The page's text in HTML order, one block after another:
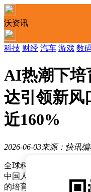
沃资讯
科技 财经 汽车 游戏 数
AI热潮下培
达引领新风
近160%
2026-06-03来源：快讯
全球科技领域正掀起一
中国人造钻石产业推向
的培育钻石，如今因AI